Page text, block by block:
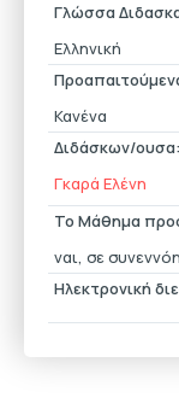
Γλώσσα
Ελληνική
Κανένα
Διδάσκων/ουσα:
Γκαρά Ελένη
Το Μάθημα
ναι, σε
Ηλεκτρονική